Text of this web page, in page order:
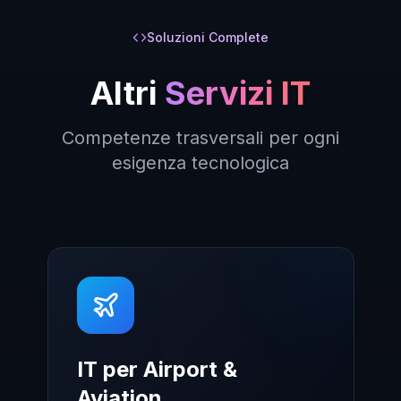
Soluzioni Complete
Altri Servizi IT
Competenze trasversali per ogni
esigenza tecnologica
IT per Airport &